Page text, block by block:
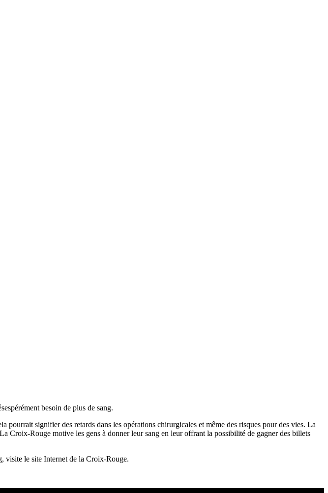
besoin de plus de sang.
signifier des retards dans les opérations chirurgicales et même des risques pour des vies. La
Croix-Rouge motive les gens à donner leur sang en leur offrant la possibilité de gagner des billets
visite le site Internet de la Croix-Rouge.